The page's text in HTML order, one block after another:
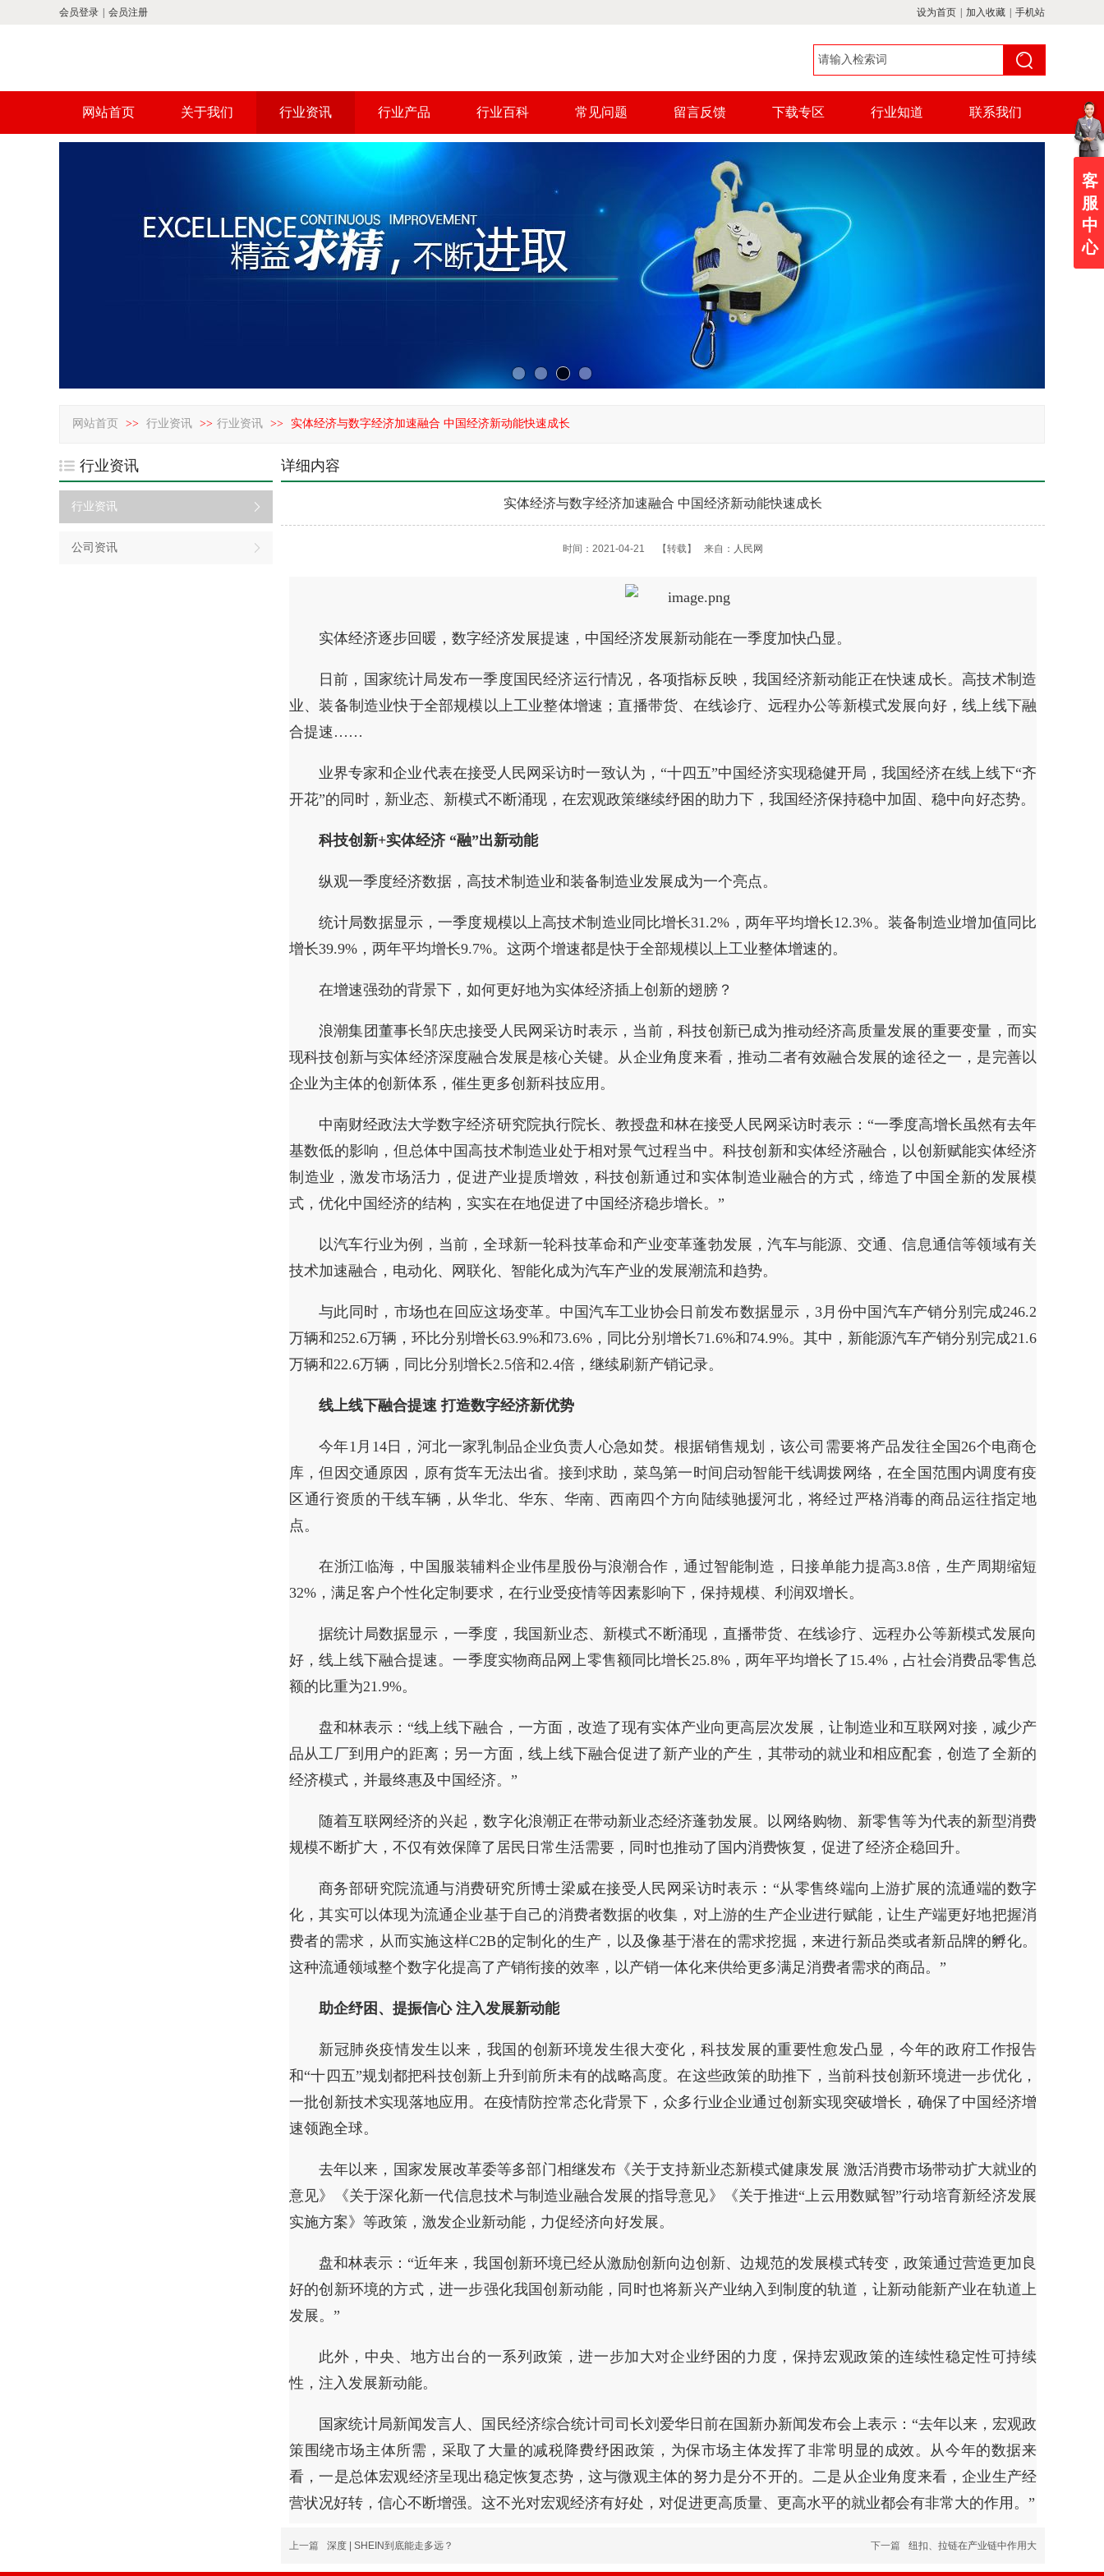
会员登录 会员注册 设为首页 加入收藏 手机站
网站首页 关于我们 行业资讯 行业产品 行业百科 常见问题 留言反馈 下载专区 行业知道 联系我们
网站首页 >> 行业资讯 >> 行业资讯 >> 实体经济与数字经济加速融合 中国经济新动能快速成长
行业资讯
行业资讯
公司资讯
详细内容
实体经济与数字经济加速融合 中国经济新动能快速成长
时间：2021-04-21 【转载】 来自： 人民网
实体经济逐步回暖，数字经济发展提速，中国经济发展新动能在一季度加快凸显。
日前，国家统计局发布一季度国民经济运行情况，各项指标反映，我国经济新动能正在快速成长。高技术制造
业、装备制造业快于全部规模以上工业整体增速；直播带货、在线诊疗、远程办公等新模式发展向好，线上线下融
合提速……
业界专家和企业代表在接受人民网采访时一致认为，“十四五”中国经济实现稳健开局，我国经济在线上线下“齐
开花”的同时，新业态、新模式不断涌现，在宏观政策继续纾困的助力下，我国经济保持稳中加固、稳中向好态势。
科技创新+实体经济 “融”出新动能
纵观一季度经济数据，高技术制造业和装备制造业发展成为一个亮点。
统计局数据显示，一季度规模以上高技术制造业同比增长31.2%，两年平均增长12.3%。装备制造业增加值同比
增长39.9%，两年平均增长9.7%。这两个增速都是快于全部规模以上工业整体增速的。
在增速强劲的背景下，如何更好地为实体经济插上创新的翅膀？
浪潮集团董事长邹庆忠接受人民网采访时表示，当前，科技创新已成为推动经济高质量发展的重要变量，而实
现科技创新与实体经济深度融合发展是核心关键。从企业角度来看，推动二者有效融合发展的途径之一，是完善以
企业为主体的创新体系，催生更多创新科技应用。
中南财经政法大学数字经济研究院执行院长、教授盘和林在接受人民网采访时表示：“一季度高增长虽然有去年
基数低的影响，但总体中国高技术制造业处于相对景气过程当中。科技创新和实体经济融合，以创新赋能实体经济
制造业，激发市场活力，促进产业提质增效，科技创新通过和实体制造业融合的方式，缔造了中国全新的发展模
式，优化中国经济的结构，实实在在地促进了中国经济稳步增长。”
以汽车行业为例，当前，全球新一轮科技革命和产业变革蓬勃发展，汽车与能源、交通、信息通信等领域有关
技术加速融合，电动化、网联化、智能化成为汽车产业的发展潮流和趋势。
与此同时，市场也在回应这场变革。中国汽车工业协会日前发布数据显示，3月份中国汽车产销分别完成246.2
万辆和252.6万辆，环比分别增长63.9%和73.6%，同比分别增长71.6%和74.9%。其中，新能源汽车产销分别完成21.6
万辆和22.6万辆，同比分别增长2.5倍和2.4倍，继续刷新产销记录。
线上线下融合提速 打造数字经济新优势
今年1月14日，河北一家乳制品企业负责人心急如焚。根据销售规划，该公司需要将产品发往全国26个电商仓
库，但因交通原因，原有货车无法出省。接到求助，菜鸟第一时间启动智能干线调拨网络，在全国范围内调度有疫
区通行资质的干线车辆，从华北、华东、华南、西南四个方向陆续驰援河北，将经过严格消毒的商品运往指定地
点。
在浙江临海，中国服装辅料企业伟星股份与浪潮合作，通过智能制造，日接单能力提高3.8倍，生产周期缩短
32%，满足客户个性化定制要求，在行业受疫情等因素影响下，保持规模、利润双增长。
据统计局数据显示，一季度，我国新业态、新模式不断涌现，直播带货、在线诊疗、远程办公等新模式发展向
好，线上线下融合提速。一季度实物商品网上零售额同比增长25.8%，两年平均增长了15.4%，占社会消费品零售总
额的比重为21.9%。
盘和林表示：“线上线下融合，一方面，改造了现有实体产业向更高层次发展，让制造业和互联网对接，减少产
品从工厂到用户的距离；另一方面，线上线下融合促进了新产业的产生，其带动的就业和相应配套，创造了全新的
经济模式，并最终惠及中国经济。”
随着互联网经济的兴起，数字化浪潮正在带动新业态经济蓬勃发展。以网络购物、新零售等为代表的新型消费
规模不断扩大，不仅有效保障了居民日常生活需要，同时也推动了国内消费恢复，促进了经济企稳回升。
商务部研究院流通与消费研究所博士梁威在接受人民网采访时表示：“从零售终端向上游扩展的流通端的数字
化，其实可以体现为流通企业基于自己的消费者数据的收集，对上游的生产企业进行赋能，让生产端更好地把握消
费者的需求，从而实施这样C2B的定制化的生产，以及像基于潜在的需求挖掘，来进行新品类或者新品牌的孵化。
这种流通领域整个数字化提高了产销衔接的效率，以产销一体化来供给更多满足消费者需求的商品。”
助企纾困、提振信心 注入发展新动能
新冠肺炎疫情发生以来，我国的创新环境发生很大变化，科技发展的重要性愈发凸显，今年的政府工作报告
和“十四五”规划都把科技创新上升到前所未有的战略高度。在这些政策的助推下，当前科技创新环境进一步优化，
一批创新技术实现落地应用。在疫情防控常态化背景下，众多行业企业通过创新实现突破增长，确保了中国经济增
速领跑全球。
去年以来，国家发展改革委等多部门相继发布《关于支持新业态新模式健康发展 激活消费市场带动扩大就业的
意见》《关于深化新一代信息技术与制造业融合发展的指导意见》《关于推进“上云用数赋智”行动培育新经济发展
实施方案》等政策，激发企业新动能，力促经济向好发展。
盘和林表示：“近年来，我国创新环境已经从激励创新向边创新、边规范的发展模式转变，政策通过营造更加良
好的创新环境的方式，进一步强化我国创新动能，同时也将新兴产业纳入到制度的轨道，让新动能新产业在轨道上
发展。”
此外，中央、地方出台的一系列政策，进一步加大对企业纾困的力度，保持宏观政策的连续性稳定性可持续
性，注入发展新动能。
国家统计局新闻发言人、国民经济综合统计司司长刘爱华日前在国新办新闻发布会上表示：“去年以来，宏观政
策围绕市场主体所需，采取了大量的减税降费纾困政策，为保市场主体发挥了非常明显的成效。从今年的数据来
看，一是总体宏观经济呈现出稳定恢复态势，这与微观主体的努力是分不开的。二是从企业角度来看，企业生产经
营状况好转，信心不断增强。这不光对宏观经济有好处，对促进更高质量、更高水平的就业都会有非常大的作用。”
上一篇 深度 | SHEIN到底能走多远？ 下一篇 纽扣、拉链在产业链中作用大
客
服
中
心